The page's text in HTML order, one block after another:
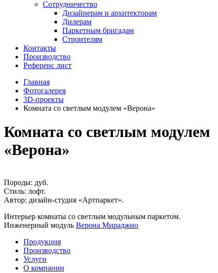
Сотрудничество
Дизайнерам и архитекторам
Дилерам
Паркетным бригадам
Строителям
Контакты
Производство
Референс лист
Главная
Фотогалерея
3D-проекты
Комната со светлым модулем «Верона»
Комната со светлым модулем
«Верона»
Породы: дуб.
Стиль: лофт.
Автор: дизайн-студия «Артпаркет».
Интерьер комнаты со светлым модульным паркетом.
Инженерный модуль Верона Мираджио
Продукция
Производство
Услуги
О компании